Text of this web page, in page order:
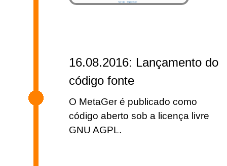
16.08.2016: Lançamento do
código fonte
O MetaGer é publicado como
código aberto sob a licença livre
GNU AGPL.